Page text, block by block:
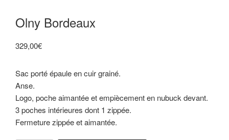
Olny Bordeaux
329,00€
Sac porté épaule en cuir grainé.
Anse.
Logo, poche aimantée et empiècement en nubuck devant.
3 poches intérieures dont 1 zippée.
Fermeture zippée et aimantée.